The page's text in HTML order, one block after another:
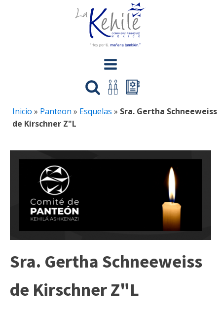
Inicio » Panteon » Esquelas » Sra. Gertha Schneeweiss
de Kirschner Z"L
Sra. Gertha Schneeweiss
de Kirschner Z"L